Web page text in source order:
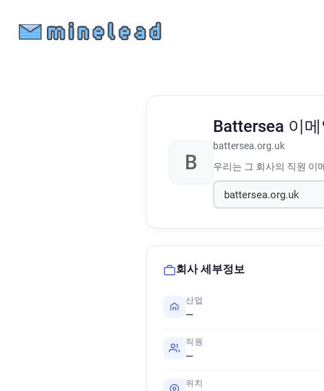
B
Battersea 이
battersea.org.uk
우리는 그 회사의 직원 이
회사 세부정보
산업
—
직원
—
위치